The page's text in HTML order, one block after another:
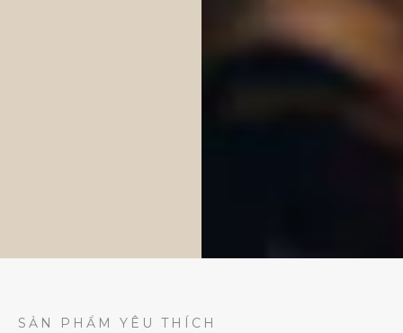
SẢN PHẨM YÊU THÍCH